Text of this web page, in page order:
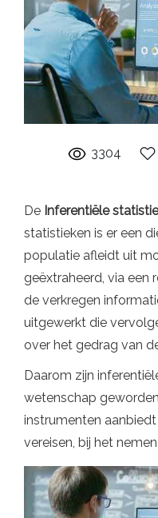
3304
De Inferentiële
statistieken is er een
populatie afleidt uit
geëxtraheerd, via een
de verkregen
uitgewerkt die
over het gedrag van
Daarom zijn
wetenschap
instrumenten
vereisen, bij het